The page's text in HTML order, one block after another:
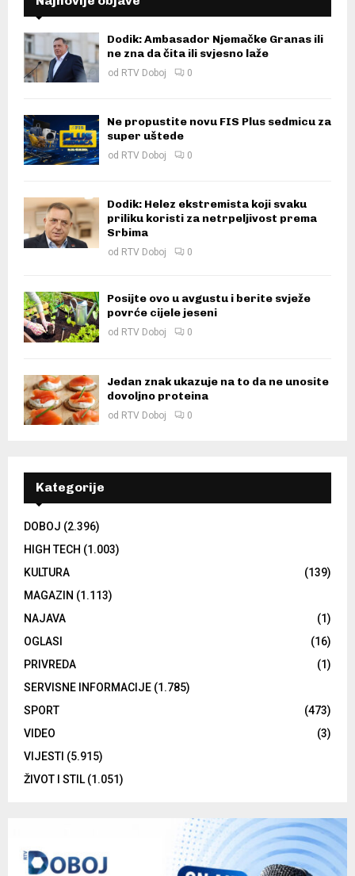
Dodik: Ambasador Njemačke Granas ili
ne zna da čita ili svjesno laže
od RTV Doboj 0
Ne propustite novu FIS Plus sedmicu za
super uštede
od RTV Doboj 0
Dodik: Helez ekstremista koji svaku
priliku koristi za netrpeljivost prema
Srbima
od RTV Doboj 0
Posijte ovo u avgustu i berite svježe
povrće cijele jeseni
od RTV Doboj 0
Jedan znak ukazuje na to da ne unosite
dovoljno proteina
od RTV Doboj 0
Kategorije
DOBOJ (2.396)
HIGH TECH (1.003)
KULTURA
(139)
MAGAZIN (1.113)
NAJAVA
(1)
OGLASI
(16)
PRIVREDA
(1)
SERVISNE INFORMACIJE (1.785)
SPORT
(473)
VIDEO
(3)
VIJESTI (5.915)
ŽIVOT I STIL (1.051)